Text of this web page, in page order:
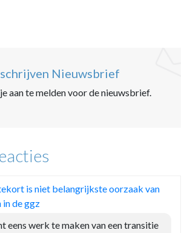
Nieuwsbrief
aan te melden voor de nieuwsbrief.
is niet belangrijkste oorzaak van
de ggz
eens werk te maken van een transitie